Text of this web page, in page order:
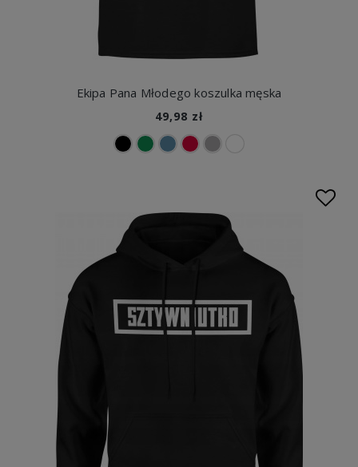
Ekipa Pana Młodego koszulka męska
49,98 zł